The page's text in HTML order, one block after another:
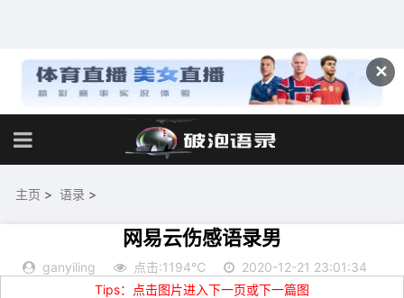
✕
主页 > 语录 >
网易云伤感语录男
ganyiling 点击:1194℃
2020-12-21 23:01:34
Tips：点击图片进入下一页或下一篇图